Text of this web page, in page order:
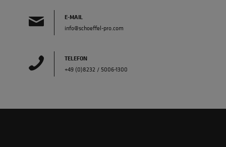
E-MAIL
info@schoeffel-pro.com
TELEFON
+49 (0)8232 / 5006-1300